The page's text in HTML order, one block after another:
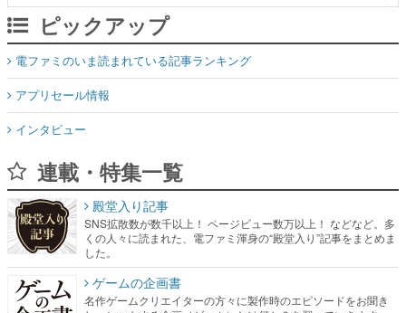
ピックアップ
電ファミのいま読まれている記事ランキング
アプリセール情報
インタビュー
連載・特集一覧
殿堂入り記事
SNS拡散数が数千以上！ ページビュー数万以上！ などなど。多
くの人々に読まれた、電ファミ渾身の“殿堂入り”記事をまとめま
した。
ゲームの企画書
名作ゲームクリエイターの方々に製作時のエピソードをお聞き